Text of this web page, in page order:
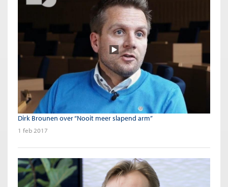
Dirk Brounen over “Nooit meer slapend arm”
1 feb 2017